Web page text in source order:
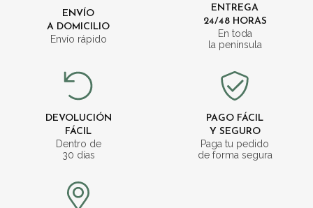
ENVÍO
A DOMICILIO
Envío rápido
ENTREGA
24/48 HORAS
En toda
la península
DEVOLUCIÓN
FÁCIL
Dentro de
30 días
PAGO FÁCIL
Y SEGURO
Paga tu pedido
de forma segura